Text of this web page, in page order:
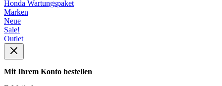
Honda Wartungspaket
Marken
Neue
Sale!
Outlet
Mit Ihrem Konto bestellen